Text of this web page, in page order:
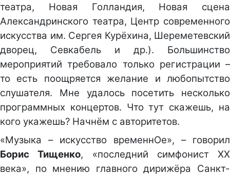
театра, Новая Голландия, Новая сцена
Александринского театра, Центр современного
искусства им. Сергея Курёхина, Шереметевский
дворец, Севкабель и др.). Большинство
мероприятий требовало только регистрации –
то есть поощряется желание и любопытство
слушателя. Мне удалось посетить несколько
программных концертов. Что тут скажешь, на
кого укажешь? Начнём с авторитетов.
«Музыка – искусство временнОе», – говорил
Борис Тищенко, «последний симфонист ХХ
века», по мнению главного дирижёра Санкт-